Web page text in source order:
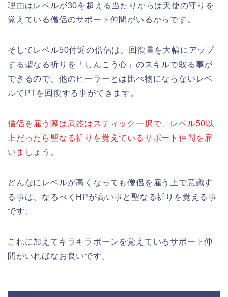
理由はレベルが30を超える当たりからは天使の守りを
覚えている僧侶のサポート仲間がいるからです。
そしてレベル50付近の僧侶は、回復量を大幅にアップ
する聖なる祈りを「しんこう心」のスキルで取る事が
できるので、他のヒーラーとは比べ物にならないレベ
ルでPTを回復する事ができます。
僧侶を雇う際は武器はスティック一択で、レベル50以
上だったら聖なる祈りを覚えているサポート仲間を雇
いましょう。
どんなにレベルが高くなっても僧侶を雇う上で意識す
る事は、なるべくHPが高い事と聖なる祈りを覚える事
です。
これに加えてキラキラポーンを覚えているサポート仲
間がいればなお良いです。